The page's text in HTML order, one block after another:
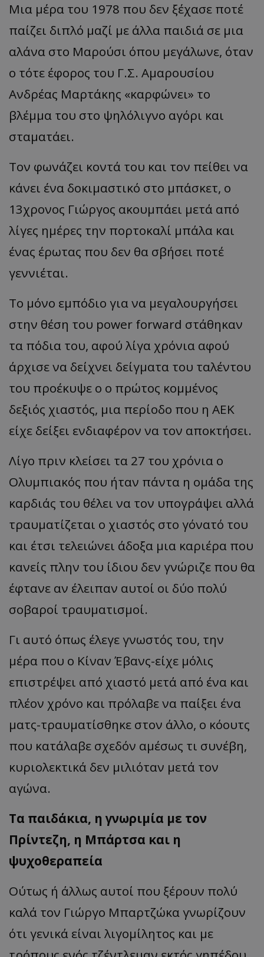
Μια μέρα του 1978 που δεν ξέχασε ποτέ
παίζει διπλό μαζί με άλλα παιδιά σε μια
αλάνα στο Μαρούσι όπου μεγάλωνε, όταν
ο τότε έφορος του Γ.Σ. Αμαρουσίου
Ανδρέας Μαρτάκης «καρφώνει» το
βλέμμα του στο ψηλόλιγνο αγόρι και
σταματάει.
Τον φωνάζει κοντά του και τον πείθει να
κάνει ένα δοκιμαστικό στο μπάσκετ, ο
13χρονος Γιώργος ακουμπάει μετά από
λίγες ημέρες την πορτοκαλί μπάλα και
ένας έρωτας που δεν θα σβήσει ποτέ
γεννιέται.
Το μόνο εμπόδιο για να μεγαλουργήσει
στην θέση του power forward στάθηκαν
τα πόδια του, αφού λίγα χρόνια αφού
άρχισε να δείχνει δείγματα του ταλέντου
του προέκυψε ο ο πρώτος κομμένος
δεξιός χιαστός, μια περίοδο που η ΑΕΚ
είχε δείξει ενδιαφέρον να τον αποκτήσει.
Λίγο πριν κλείσει τα 27 του χρόνια ο
Ολυμπιακός που ήταν πάντα η ομάδα της
καρδιάς του θέλει να τον υπογράψει αλλά
τραυματίζεται ο χιαστός στο γόνατό του
και έτσι τελειώνει άδοξα μια καριέρα που
κανείς πλην του ίδιου δεν γνώριζε που θα
έφτανε αν έλειπαν αυτοί οι δύο πολύ
σοβαροί τραυματισμοί.
Γι αυτό όπως έλεγε γνωστός του, την
μέρα που ο Κίναν Έβανς-είχε μόλις
επιστρέψει από χιαστό μετά από ένα και
πλέον χρόνο και πρόλαβε να παίξει ένα
ματς-τραυματίσθηκε στον άλλο, ο κόουτς
που κατάλαβε σχεδόν αμέσως τι συνέβη,
κυριολεκτικά δεν μιλιόταν μετά τον
αγώνα.
Τα παιδάκια, η γνωριμία με τον
Πρίντεζη, η Μπάρτσα και η
ψυχοθεραπεία
Ούτως ή άλλως αυτοί που ξέρουν πολύ
καλά τον Γιώργο Μπαρτζώκα γνωρίζουν
ότι γενικά είναι λιγομίλητος και με